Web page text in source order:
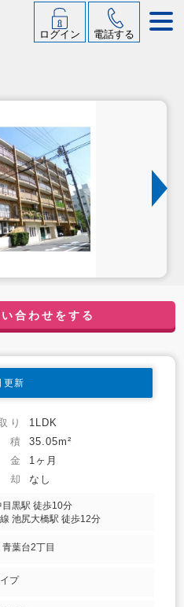
ログイン 電話する
合わせをする
新
り
1LDK
積
35.05m²
金
1ヶ月
却 なし
黒駅 徒歩10分
池尻大橋駅 徒歩12分
葉台2丁目
プ